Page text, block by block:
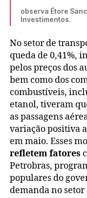
observa Étore
Investimentos.
No setor de
queda de 0,41%,
pelos preços dos
bem como dos
combustíveis,
etanol, tiveram
as passagens
variação positiva
em maio. Esses
refletem fatores
Petrobras,
populares do
demanda no